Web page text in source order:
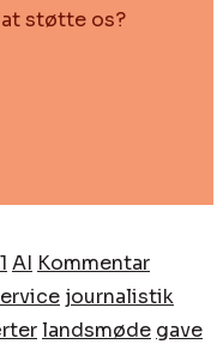
støtte os?
AI Kommentar
journalistik
landsmøde gave